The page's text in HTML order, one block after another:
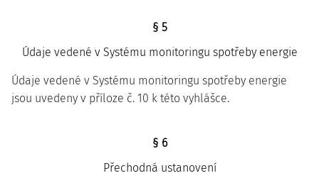
§ 5
Údaje vedené v Systému monitoringu spotřeby energie
Údaje vedené v Systému monitoringu spotřeby energie
jsou uvedeny v příloze č. 10 k této vyhlášce.
§ 6
Přechodná ustanovení